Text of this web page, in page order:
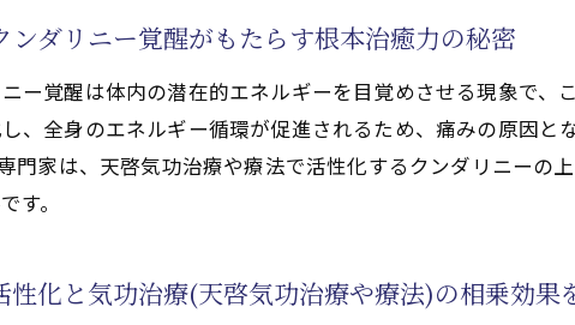
法)で心身のバランスを整える実践的アプローチ
化するチャクラ覚醒がもたらす精神的安定と身体の回復力
化するクンダリニー気功治療(天啓気功治療や療法)が脊柱
功治療(天啓気功治療や療法)の心構えと習慣化
治療(天啓気功治療や療法)の効果的な取り組み方
ラ活性化が脊柱管狭窄症の症状緩和に役立つ秘訣
ダリニー覚醒がもたらす根本治癒力の秘密
ー覚醒は体内の潜在的エネルギーを目覚めさせる現象で、
、全身のエネルギー循環が促進されるため、痛みの原因と
門家は、天啓気功治療や療法で活性化するクンダリニーの
す。
化と気功治療(天啓気功治療や療法)の相乗効果